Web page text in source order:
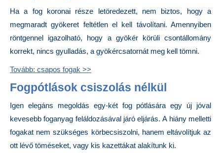
Ha a fog koronai része letöredezett, nem biztos, hogy a
megmaradt gyökeret feltétlen el kell távolítani. Amennyiben
röntgennel igazolható, hogy a gyökér körüli csontállomány
korrekt, nincs gyulladás, a gyökércsatornát meg kell tömni.
Tovább: csapos fogak >>
Fogpótlások csiszolás nélkül
Igen elegáns megoldás egy-két fog pótlására egy új jóval
kevesebb foganyag feláldozásával járó eljárás. A hiány melletti
fogakat nem szükséges körbecsiszolni, hanem eltávolítjuk az
ott lévő töméseket, vagy kis kazettákat alakítunk ki.